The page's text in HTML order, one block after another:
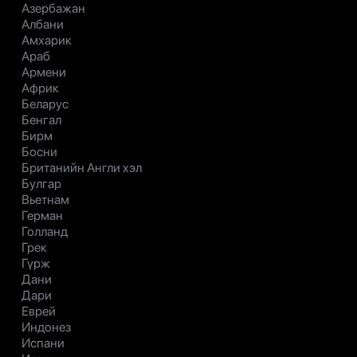
Азербажан
Албани
Амхарик
Араб
Армени
Африк
Беларус
Бенгал
Бирм
Босни
Британийн Англи хэл
Булгар
Вьетнам
Герман
Голланд
Грек
Гүрж
Дани
Дари
Еврей
Индонез
Испани